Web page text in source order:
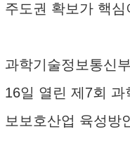
주도권 확보가 핵심
과학기술정보통신
16일 열린 제7회 과
보보호산업 육성방